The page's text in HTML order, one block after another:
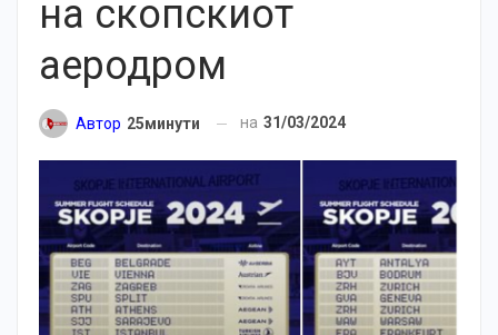
на скопскиот
аеродром
Автор 25минути на 31/03/2024